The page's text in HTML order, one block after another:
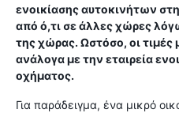
ενοικίασης αυτοκινήτων
από ό,τι σε άλλες χώρες
της χώρας. Ωστόσο, οι τιμές
ανάλογα με την εταιρεία
οχήματος.
Για παράδειγμα, ένα μικρό